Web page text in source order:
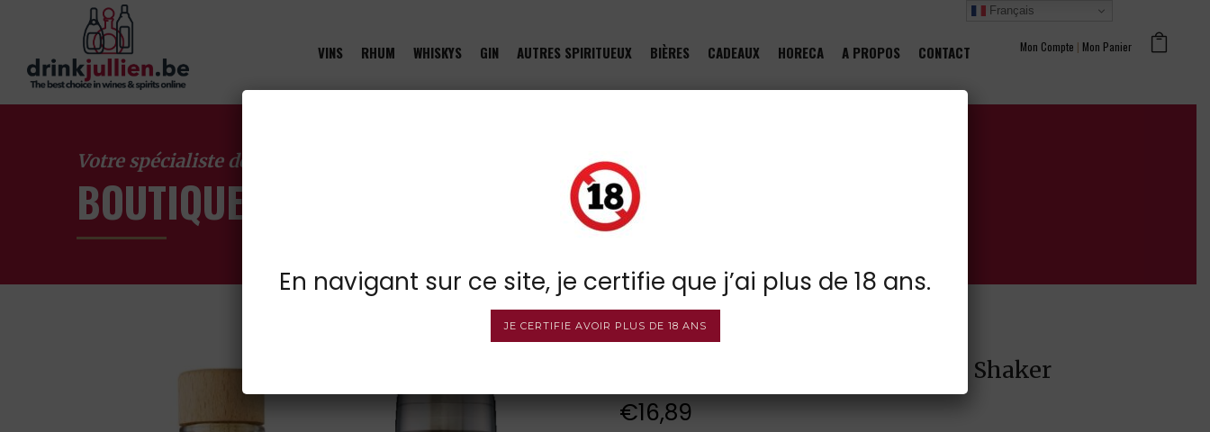
Mon Compte | Mon Panier
VINS RHUM WHISKYS GIN AUTRES SPIRITUEUX BIÈRES CADEAUX HORECA A PROPOS CONTACT
Votre spécialiste des vins à Froidchapelle
BOUTIQUE EN LIGNE
Tails Whisky Sour 14.9° 50cl + 1 Shaker
€16,89
Français
En navigant sur ce site, je certifie que j’ai plus de 18 ans.
JE CERTIFIE AVOIR PLUS DE 18 ANS